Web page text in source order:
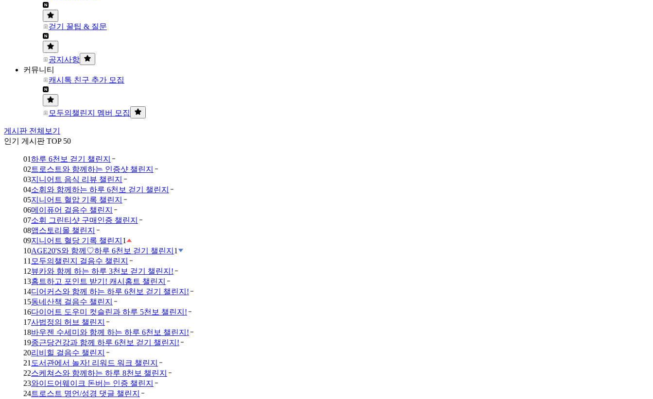
걷기 꿀팁 & 질문
공지사항
커뮤니티
캐시톡 친구 추가 모집
모두의챌린지 멤버 모집
게시판 전체보기
인기 게시판 TOP 50
01하루 6천보 걷기 챌린지
02 트로스트와 함께하는 인증샷 챌린지
03지니어트 음식 리뷰 챌린지
04소휘와 함께하는 하루 6천보 걷기 챌린지
05지니어트 혈압 기록 챌린지
06메이퓨어 걸음수 챌린지
07소휘 그린티샷 구매인증 챌린지
08앱스토리몰 챌린지
09지니어트 혈당 기록 챌린지 1
10AGE20'S와 함께♡하루 6천보 걷기 챌린지 1
11 모두의챌린지 걸음수 챌린지
12뷰카와 함께 하는 하루 3천보 걷기 챌린지!
13홈트하고 포인트 받기! 캐시홈트 챌린지
14디어커스와 함께 하는 하루 6천보 걷기 챌린지!
15동네산책 걸음수 챌린지
16다이어트 도우미 컷슬린과 하루 5천보 챌린지!
17사법정의 허브 챌린지
18바우젠 수세미와 함께 하는 하루 6천보 챌린지!
19종근당건강과 함께 하루 6천보 걷기 챌린지!
20리비힐 걸음수 챌린지
21 도서관에서 놀자! 리워드 워크 챌린지
22스케쳐스와 함께하는 하루 8천보 챌린지
23와이드어웨이크 돈버는 인증 챌린지
24트로스트 명언/성경 댓글 챌린지